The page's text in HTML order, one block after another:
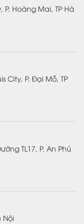
P. Hoàng Mai, TP Hà
City, P. Đại Mỗ, TP
TL17, P. An Phú
Nội